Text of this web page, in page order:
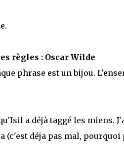
règles : Oscar Wilde
phrase est un bijou.
a déjà taggé les miens.
(c'est déja pas mal,